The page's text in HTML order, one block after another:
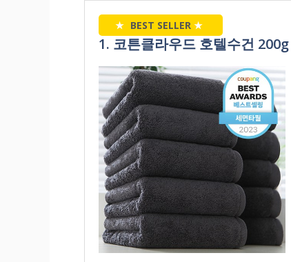
★ BEST SELLER ★
1. 코튼클라우드 호텔수건